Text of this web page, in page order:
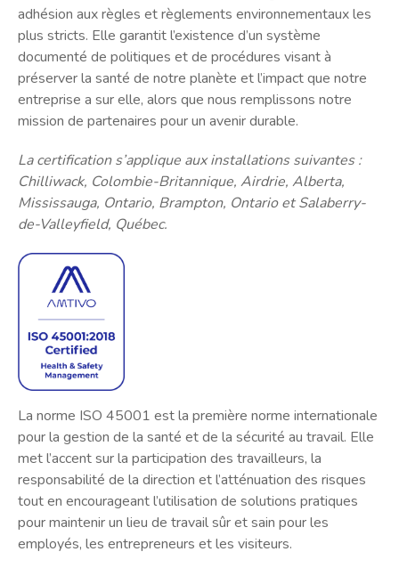
adhésion aux règles et règlements environnementaux les
plus stricts. Elle garantit l’existence d’un système
documenté de politiques et de procédures visant à
préserver la santé de notre planète et l’impact que notre
entreprise a sur elle, alors que nous remplissons notre
mission de partenaires pour un avenir durable.
La certification s’applique aux installations suivantes :
Chilliwack, Colombie-Britannique, Airdrie, Alberta,
Mississauga, Ontario, Brampton, Ontario et Salaberry-
de-Valleyfield, Québec.
La norme ISO 45001 est la première norme internationale
pour la gestion de la santé et de la sécurité au travail. Elle
met l’accent sur la participation des travailleurs, la
responsabilité de la direction et l’atténuation des risques
tout en encourageant l’utilisation de solutions pratiques
pour maintenir un lieu de travail sûr et sain pour les
employés, les entrepreneurs et les visiteurs.